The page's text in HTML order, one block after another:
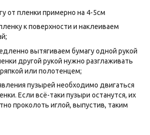
от пленки примерно на 4-5см
к поверхности и наклеиваем
вытягиваем бумагу одной рукой
другой рукой нужно разглаживать
или полотенцем;
пузырей необходимо двигаться
Если всё-таки пузыри останутся, их
проколоть иглой, выпустив, таким